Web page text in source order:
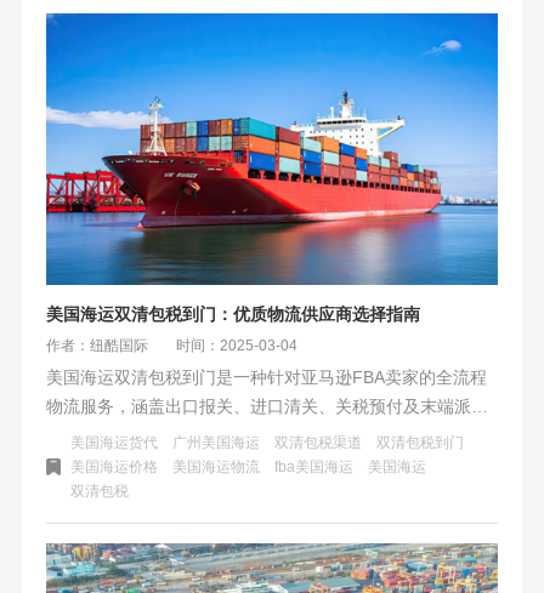
服务商提供的一站式清关服务，实质是代理执行DDP条款的
实操模式，尤其在跨境电商中常用于高关税或流程复杂的场
景。
美国海运双清包税到门：优质物流供应商选择指南
作者：纽酷国际 时间：2025-03-04
美国海运双清包税到门是一种针对亚马逊FBA卖家的全流程
物流服务，涵盖出口报关、进口清关、关税预付及末端派
送。其省时省力、成本可控，适合中大型卖家。选择时需考
虑渠道资质、服务透明度及个性化需求，纽酷国际物流是行
业头部企业之一。
美国海运货代 广州美国海运 双清包税渠道
双清包税到门
美国海运价格
美国海运物流 fba美国海运
美国海运
双清包税